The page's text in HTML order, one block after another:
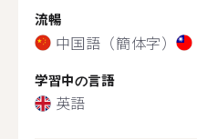
流暢
中国語（簡体字）
学習中の言語
英語